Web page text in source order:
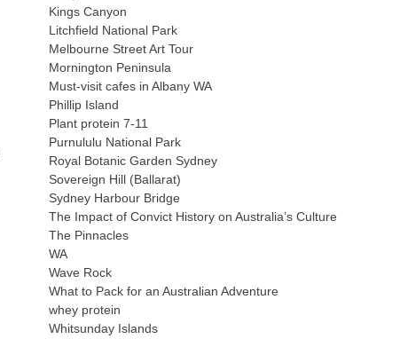
Kings Canyon
Litchfield National Park
Melbourne Street Art Tour
Mornington Peninsula
Must-visit cafes in Albany WA
Phillip Island
Plant protein 7-11
Purnululu National Park
Royal Botanic Garden Sydney
Sovereign Hill (Ballarat)
Sydney Harbour Bridge
The Impact of Convict History on Australia’s Culture
The Pinnacles
WA
Wave Rock
What to Pack for an Australian Adventure
whey protein
Whitsunday Islands